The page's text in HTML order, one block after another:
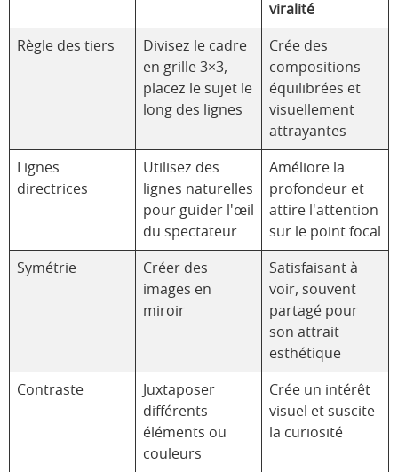
viralité
Règle des tiers
Divisez le cadre
en grille 3×3,
placez le sujet le
long des lignes
Crée des
compositions
équilibrées et
visuellement
attrayantes
Lignes
directrices
Utilisez des
lignes naturelles
pour guider l'œil
du spectateur
Améliore la
profondeur et
attire l'attention
sur le point focal
Symétrie
Créer des
images en
miroir
Satisfaisant à
voir, souvent
partagé pour
son attrait
esthétique
Contraste
Juxtaposer
différents
éléments ou
couleurs
Crée un intérêt
visuel et suscite
la curiosité